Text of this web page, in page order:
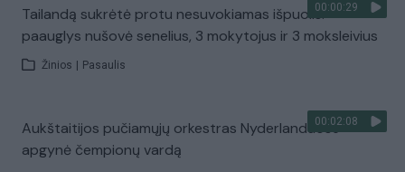
00:00:29
Tailandą sukrėtė protu nesuvokiamas išpuolis:
paauglys nušovė senelius, 3 mokytojus ir 3 moksleivius
Žinios Pasaulis
00:02:08
Aukštaitijos pučiamųjų orkestras Nyderlanduose
apgynė čempionų vardą